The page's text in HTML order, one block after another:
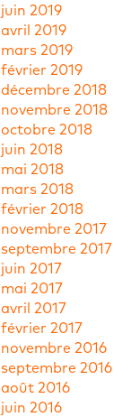
juin 2019
avril 2019
mars 2019
février 2019
décembre 2018
novembre 2018
octobre 2018
juin 2018
mai 2018
mars 2018
février 2018
novembre 2017
septembre 2017
juin 2017
mai 2017
avril 2017
février 2017
novembre 2016
septembre 2016
août 2016
juin 2016